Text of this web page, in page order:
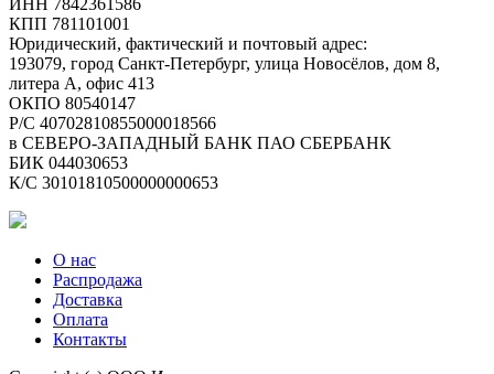
ИНН 7842361586
КПП 781101001
Юридический, фактический и почтовый адрес:
193079, город Санкт-Петербург, улица Новосёлов, дом 8,
литера А, офис 413
ОКПО 80540147
Р/С 40702810855000018566
в СЕВЕРО-ЗАПАДНЫЙ БАНК ПАО СБЕРБАНК
БИК 044030653
К/С 30101810500000000653
О нас
Распродажа
Доставка
Оплата
Контакты